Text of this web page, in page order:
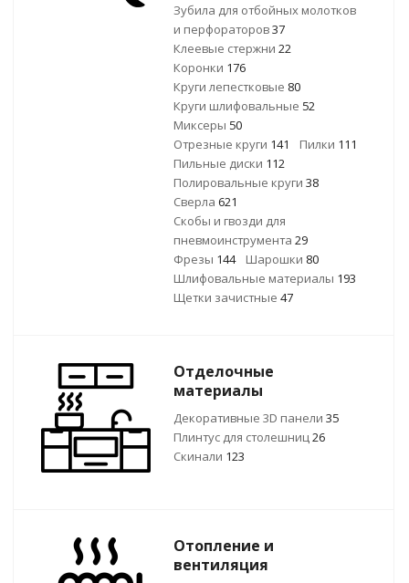
Зубила для отбойных молотков
и перфораторов37
Клеевые стержни 22
Коронки 176
Круги лепестковые 80
Круги шлифовальные 52
Миксеры 50
Отрезные круги 141 Пилки 111
Пильные диски 112
Полировальные круги 38
Сверла 621
Скобы и гвозди для
пневмоинструмента 29
Фрезы 144 Шарошки 80
Шлифовальные материалы 193
Щетки зачистные 47
Отделочные
материалы
Декоративные 3D панели 35
Плинтус для столешниц26
Скинали 123
Отопление и
вентиляция